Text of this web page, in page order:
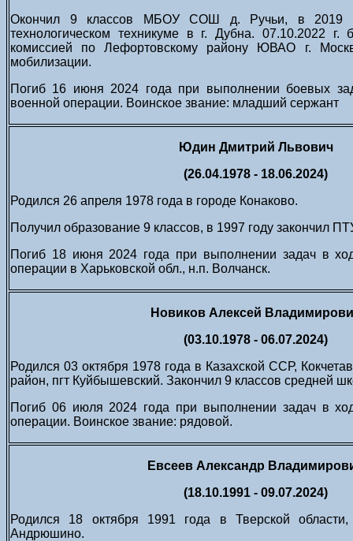
Окончил 9 классов МБОУ СОШ д. Ручьи, в 2019
технологическом техникуме в г. Дубна. 07.10.2022
комиссией по Лефортовскому району ЮВАО г.
мобилизации.
Погиб 16 июня 2024 года при выполнении боевых
военной операции. Воинское звание: младший сержант
Юдин Дмитрий Львович
(26.04.1978 - 18.06.2024)
Родился 26 апреля 1978 года в городе Конаково.
Получил образование 9 классов, в 1997 году закончил
Погиб 18 июня 2024 года при выполнении задач в
операции в Харьковской обл., н.п. Волчанск.
Новиков Алексей
(03.10.1978 - 06.07.2024)
Родился 03 октября 1978 года в Казахской ССР,
район, пгт Куйбышевский. Закончил 9 классов средней
Погиб 06 июля 2024 года при выполнении задач в
операции. Воинское звание: рядовой.
Евсеев Александр
(18.10.1991 - 09.07.2024)
Родился 18 октября 1991 года в Тверской
Андрюшино.